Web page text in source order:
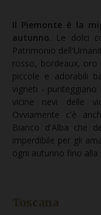
Il Piemonte è la
autunno. Le dolci
Patrimonio
rosso, bordeaux,
piccole e adorabili
vigneti -
vicine nevi delle
Ovviamente c'è
Bianco d'Alba che
imperdibile per gli
ogni autunno fino alla